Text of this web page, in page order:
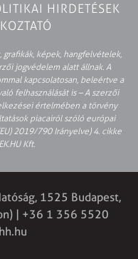
HIRDETÉSEK
képek, hangfelvételek,
jogvédelem alatt állnak. A
kapcsolatosan, beleértve a
felhasználását is – A szerzői
értelmében a törvény
piacairól szóló európai
2019/790 Irányelve) 4. cikke
Kft.
1525 Budapest,
| +36 1 356 5520